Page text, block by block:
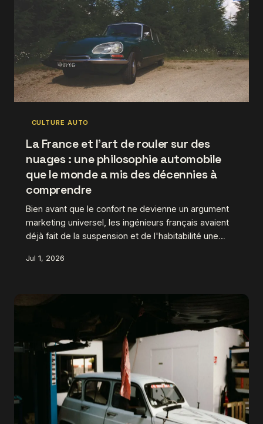
CULTURE AUTO
La France et l'art de rouler sur des
nuages : une philosophie automobile
que le monde a mis des décennies à
comprendre
Bien avant que le confort ne devienne un argument
marketing universel, les ingénieurs français avaient
déjà fait de la suspension et de l'habitabilité une
Renault 16, retour sur une école de pensée
Jul 1, 2026